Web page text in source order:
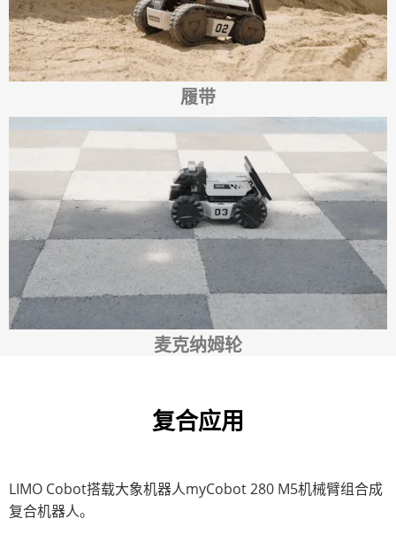
履带
麦克纳姆轮
复合应用
LIMO Cobot搭载大象机器人myCobot 280 M5机械臂组合成
复合机器人。